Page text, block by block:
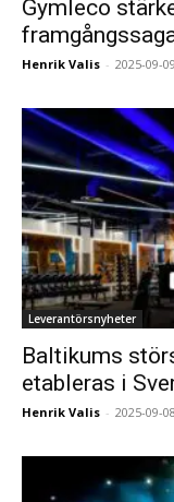
Gymleco
Henrik Valis - 2025-09-09
Leverantörsnyheter
Baltikums
etableras i
Henrik Valis - 2025-09-08